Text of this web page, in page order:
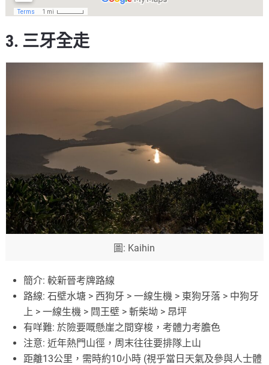
3. 三牙全走
圖: Kaihin
簡介: 較新晉考牌路線
路線: 石壁水塘 > 西狗牙 > 一線生機 > 東狗牙落 > 中狗牙
上 > 一線生機 > 閰王壁 > 斬柴坳 > 昂坪
有咩難: 於險要嘅懸崖之間穿梭，考體力考膽色
注意: 近年熱門山徑，周末往往要排隊上山
距離13公里，需時約10小時 (視乎當日天氣及參與人士體